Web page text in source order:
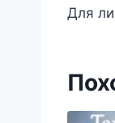
Для